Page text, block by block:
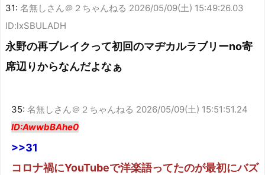
31: 名無しさん＠２ちゃんねる 2026/05/09(土) 15:49:26.03
ID:lxSBULADH
永野の再ブレイクって初回のマヂカルラブリーno寄
席辺りからなんだよなぁ
35: 名無しさん＠２ちゃんねる 2026/05/09(土) 15:51:51.24
ID:AwwbBAhe0
>>31
コロナ禍にYouTubeで洋楽語ってたのが最初にバズ